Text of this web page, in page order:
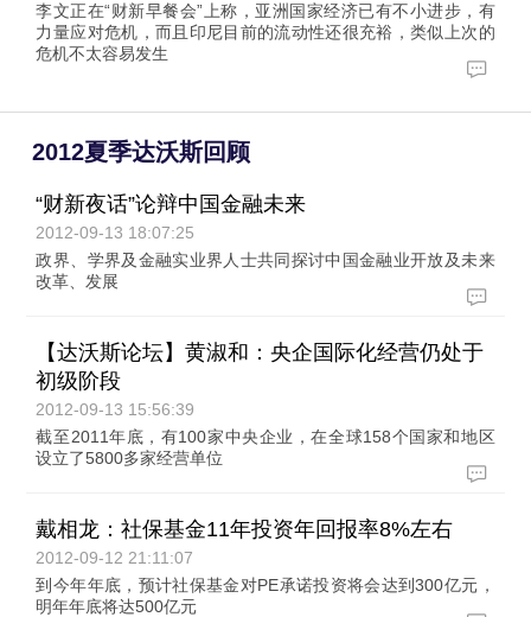
李文正在“财新早餐会”上称，亚洲国家经济已有不小进步，有
力量应对危机，而且印尼目前的流动性还很充裕，类似上次的
危机不太容易发生
2012夏季达沃斯回顾
“财新夜话”论辩中国金融未来
2012-09-13 18:07:25
政界、学界及金融实业界人士共同探讨中国金融业开放及未来
改革、发展
【达沃斯论坛】黄淑和：央企国际化经营仍处于
初级阶段
2012-09-13 15:56:39
截至2011年底，有100家中央企业，在全球158个国家和地区
设立了5800多家经营单位
戴相龙：社保基金11年投资年回报率8%左右
2012-09-12 21:11:07
到今年年底，预计社保基金对PE承诺投资将会达到300亿元，
明年年底将达500亿元